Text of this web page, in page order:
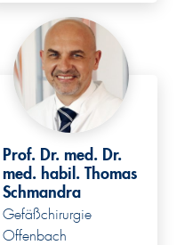
Prof. Dr. med. Dr.
med. habil. Thomas
Schmandra
Gefäßchirurgie
Offenbach